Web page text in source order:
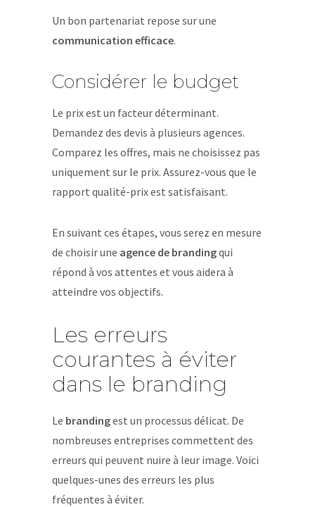
Un bon partenariat repose sur une
communication efficace.
Considérer le budget
Le prix est un facteur déterminant.
Demandez des devis à plusieurs agences.
Comparez les offres, mais ne choisissez pas
uniquement sur le prix. Assurez-vous que le
rapport qualité-prix est satisfaisant.
En suivant ces étapes, vous serez en mesure
de choisir une agence de brandingqui
répond à vos attentes et vous aidera à
atteindre vos objectifs.
Les erreurs
courantes à éviter
dans le branding
Le brandingest un processus délicat. De
nombreuses entreprises commettent des
erreurs qui peuvent nuire à leur image. Voici
quelques-unes des erreurs les plus
fréquentes à éviter.